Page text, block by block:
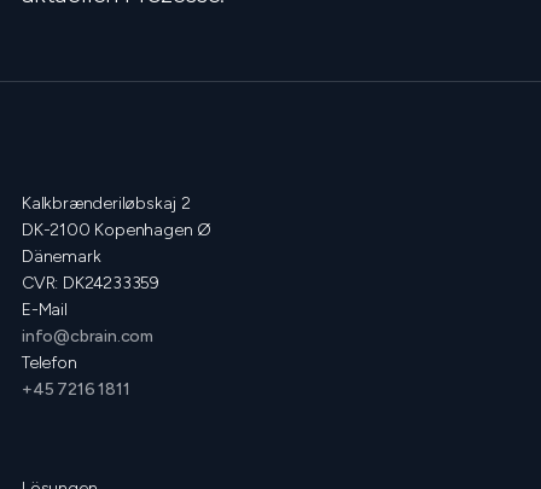
Kalkbrænderiløbskaj 2
DK-2100 Kopenhagen Ø
Dänemark
CVR: DK24233359
E-Mail
info@cbrain.com
Telefon
+45 7216 1811